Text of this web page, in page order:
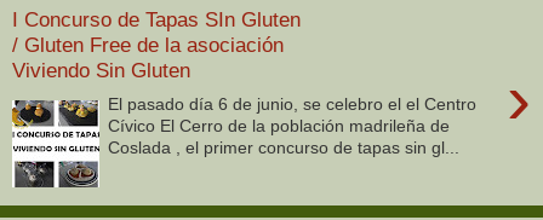
I Concurso de Tapas SIn Gluten
/ Gluten Free de la asociación
Viviendo Sin Gluten
›
El pasado día 6 de junio, se celebro el el Centro
Cívico El Cerro de la población madrileña de
Coslada , el primer concurso de tapas sin gl...